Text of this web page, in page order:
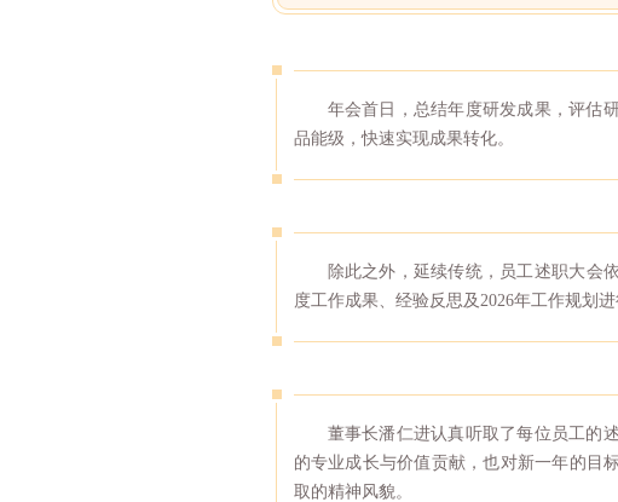
年会首日，总结年度研发成果，评估
品能级，快速实现成果转化。
除此之外，延续传统，员工述职大会
度工作成果、经验反思及2026年工作规划进
董事长潘仁进认真听取了每位员工的
的专业成长与价值贡献，也对新一年的目
取的精神风貌。